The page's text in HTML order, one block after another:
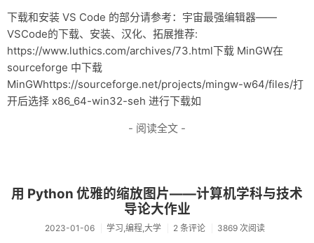
未分类
关于
下载和安装 VS Code 的部分请参考：宇宙最强编辑器——
VSCode的下载、安装、汉化、拓展推荐:
https://www.luthics.com/archives/73.html下载 MinGW在
sourceforge 中下载
MinGWhttps://sourceforge.net/projects/mingw-w64/files/打
开后选择 x86_64-win32-seh 进行下载如
- 阅读全文 -
用 Python 优雅的缩放图片——计算机学科与技术
导论大作业
2023-01-06 学习,编程,大学 2 条评论 3869 次阅读